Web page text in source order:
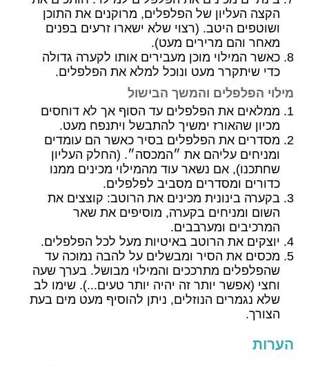
הקצה העליון של הפלפלים, מרוקנים את התוכן
ושוטפים היטב. (רצוי שלא ישארו זרעים בפנים
מאחר והם מרירים מעט).
כאשר המילוי מוכן מעבירים אותו לקערה גדולה
כדי שיתקרר מעט ונוכל למלא את הפלפלים.
מילוי הפלפלים והמשך הבישול
ממלאים את הפלפלים עד הסוף אך לא דוחסים
מכיון שהאורז ימשיך להתבשל ויתנפח מעט.
מסדרים את הפלפלים בסיר כאשר הם עומדים
ומניחים עליהם את ״המכסה״. (החלק העליון
שחתכנו), אם נשאר עוד מהמילוי מכינים ממנו
כדורים ומסדרים מסביב לפלפלים.
בקערה בינונית מכינים את הרוטב: קוצצים את
השום ומניחים בקערה, מוסיפים את שאר
המרכיבים ומערבבים.
יוצקים את הרוטב באיטיות מעל לכל הפלפלים.
מכסים את הסיר ומבשלים על להבה נמוכה עד
שהפלפלים מתרככים והמילוי מבושל. בערך שעה
וחצי (אפשר יותר זה יהיה יותר טעים...). שימו לב
שלא נגמרים הנוזלים, ניתן להוסיף מעט מים בעת
הצורך.
הערות